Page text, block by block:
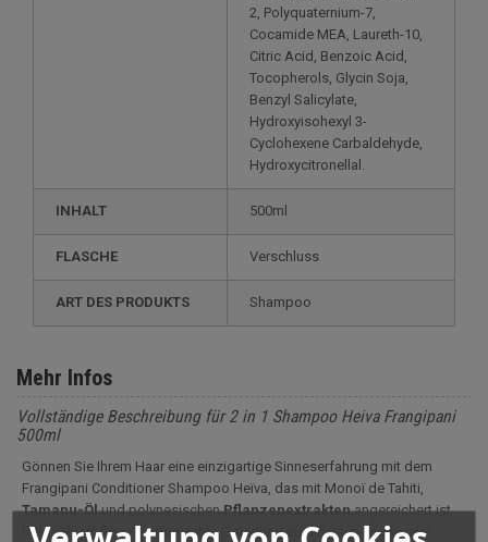
2, Polyquaternium-7,
Cocamide MEA, Laureth-10,
Citric Acid, Benzoic Acid,
Tocopherols, Glycin Soja,
Benzyl Salicylate,
Hydroxyisohexyl 3-
Cyclohexene Carbaldehyde,
Hydroxycitronellal.
INHALT 500ml
FLASCHE Verschluss
ART DES PRODUKTS Shampoo
Mehr Infos
Vollständige Beschreibung für 2 in 1 Shampoo Heiva Frangipani
500ml
Gönnen Sie Ihrem Haar eine einzigartige Sinneserfahrung mit dem
Frangipani Conditioner Shampoo Heïva, das mit Monoï de Tahiti,
Tamanu-Ölund polynesischenPflanzenextraktenangereichert ist.
Diese Haarpflege ist eine echte Einladung zum Reisen und vereint